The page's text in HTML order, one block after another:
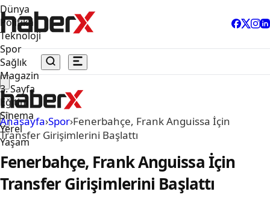
Dünya
Politika
Teknoloji
Spor
Sağlık
Magazin
3. Sayfa
Eğitim
Sinema
Yerel
Yaşam
Anasayfa›Spor›Fenerbahçe, Frank Anguissa İçin
Transfer Girişimlerini Başlattı
Fenerbahçe, Frank Anguissa İçin
Transfer Girişimlerini Başlattı